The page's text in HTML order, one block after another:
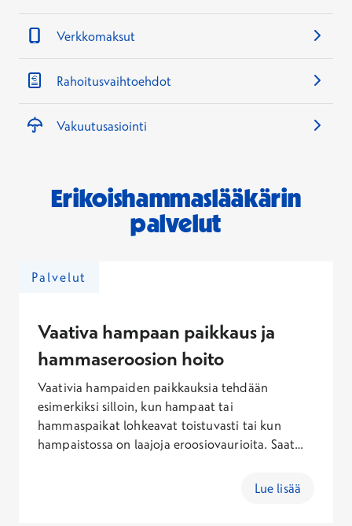
Verkkomaksut
Rahoitusvaihtoehdot
Vakuutusasiointi
Erikoishammaslääkärin
palvelut
Palvelut
Vaativa hampaan paikkaus ja
hammaseroosion hoito
Vaativia hampaiden paikkauksia tehdään
esimerkiksi silloin, kun hampaat tai
hammaspaikat lohkeavat toistuvasti tai kun
hampaistossa on laajoja eroosiovaurioita. Saat
Lue lisää